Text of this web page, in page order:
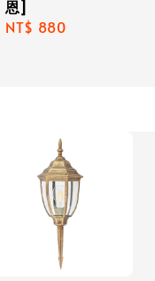
恩]
Regular
NT$ 880